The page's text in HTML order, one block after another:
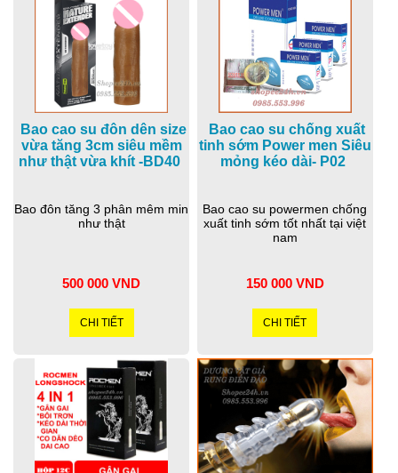
Bao cao su đôn dên size
vừa tăng 3cm siêu mềm
như thật vừa khít -BD40
Bao đôn tăng 3 phân mêm min
như thật
500 000 VND
CHI TIẾT
Bao cao su chống xuất
tinh sớm Power men Siêu
mỏng kéo dài- P02
Bao cao su powermen chống
xuất tinh sớm tốt nhất tại việt
nam
150 000 VND
CHI TIẾT